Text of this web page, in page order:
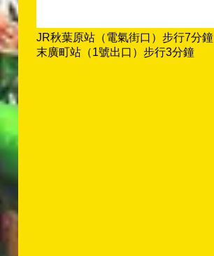
JR秋葉原站（電氣街口）步行7分鐘
末廣町站（1號出口）步行3分鐘